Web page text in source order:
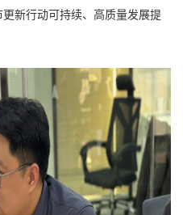
新行动可持续、高质量发展提